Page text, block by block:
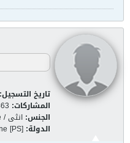
تاريخ التسجيل:
المشاركات:
الجنس: انثى / Female
الدولة: [PS]